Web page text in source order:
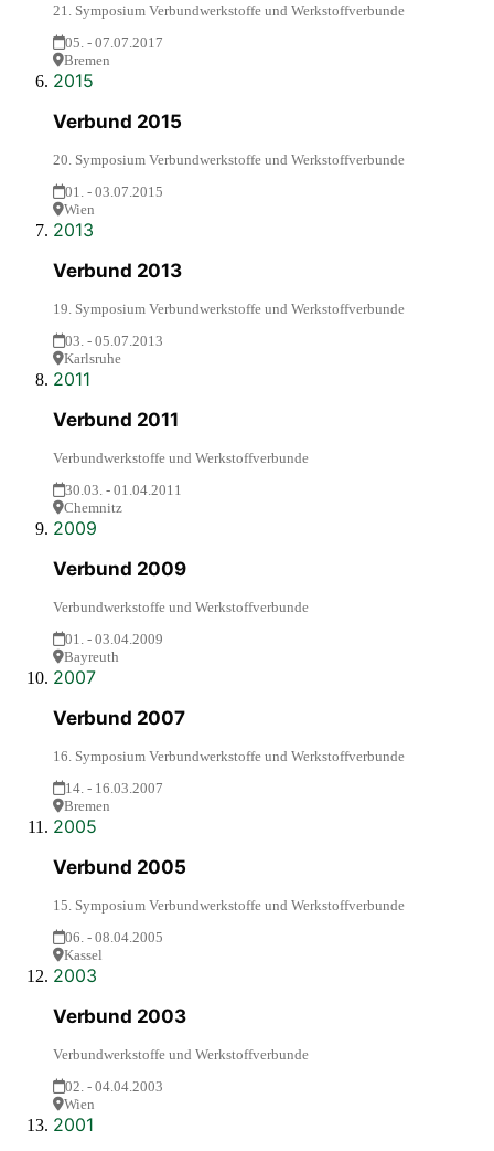
21. Symposium Verbundwerkstoffe und Werkstoffverbunde
05. - 07.07.2017
Bremen
2015
Verbund 2015
20. Symposium Verbundwerkstoffe und Werkstoffverbunde
01. - 03.07.2015
Wien
2013
Verbund 2013
19. Symposium Verbundwerkstoffe und Werkstoffverbunde
03. - 05.07.2013
Karlsruhe
2011
Verbund 2011
Verbundwerkstoffe und Werkstoffverbunde
30.03. - 01.04.2011
Chemnitz
2009
Verbund 2009
Verbundwerkstoffe und Werkstoffverbunde
01. - 03.04.2009
Bayreuth
2007
Verbund 2007
16. Symposium Verbundwerkstoffe und Werkstoffverbunde
14. - 16.03.2007
Bremen
2005
Verbund 2005
15. Symposium Verbundwerkstoffe und Werkstoffverbunde
06. - 08.04.2005
Kassel
2003
Verbund 2003
Verbundwerkstoffe und Werkstoffverbunde
02. - 04.04.2003
Wien
2001